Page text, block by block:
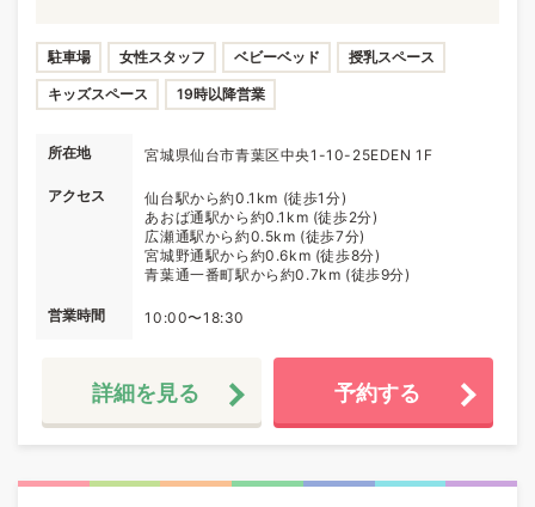
駐車場 女性スタッフ ベビーベッド 授乳スペース
キッズスペース 19時以降営業
所在地 宮城県仙台市青葉区中央1-10-25EDEN 1F
アクセス
仙台駅から約0.1km (徒歩1分)
あおば通駅から約0.1km (徒歩2分)
広瀬通駅から約0.5km (徒歩7分)
宮城野通駅から約0.6km (徒歩8分)
青葉通一番町駅から約0.7km (徒歩9分)
営業時間 10:00〜18:30
詳細を見る 予約する